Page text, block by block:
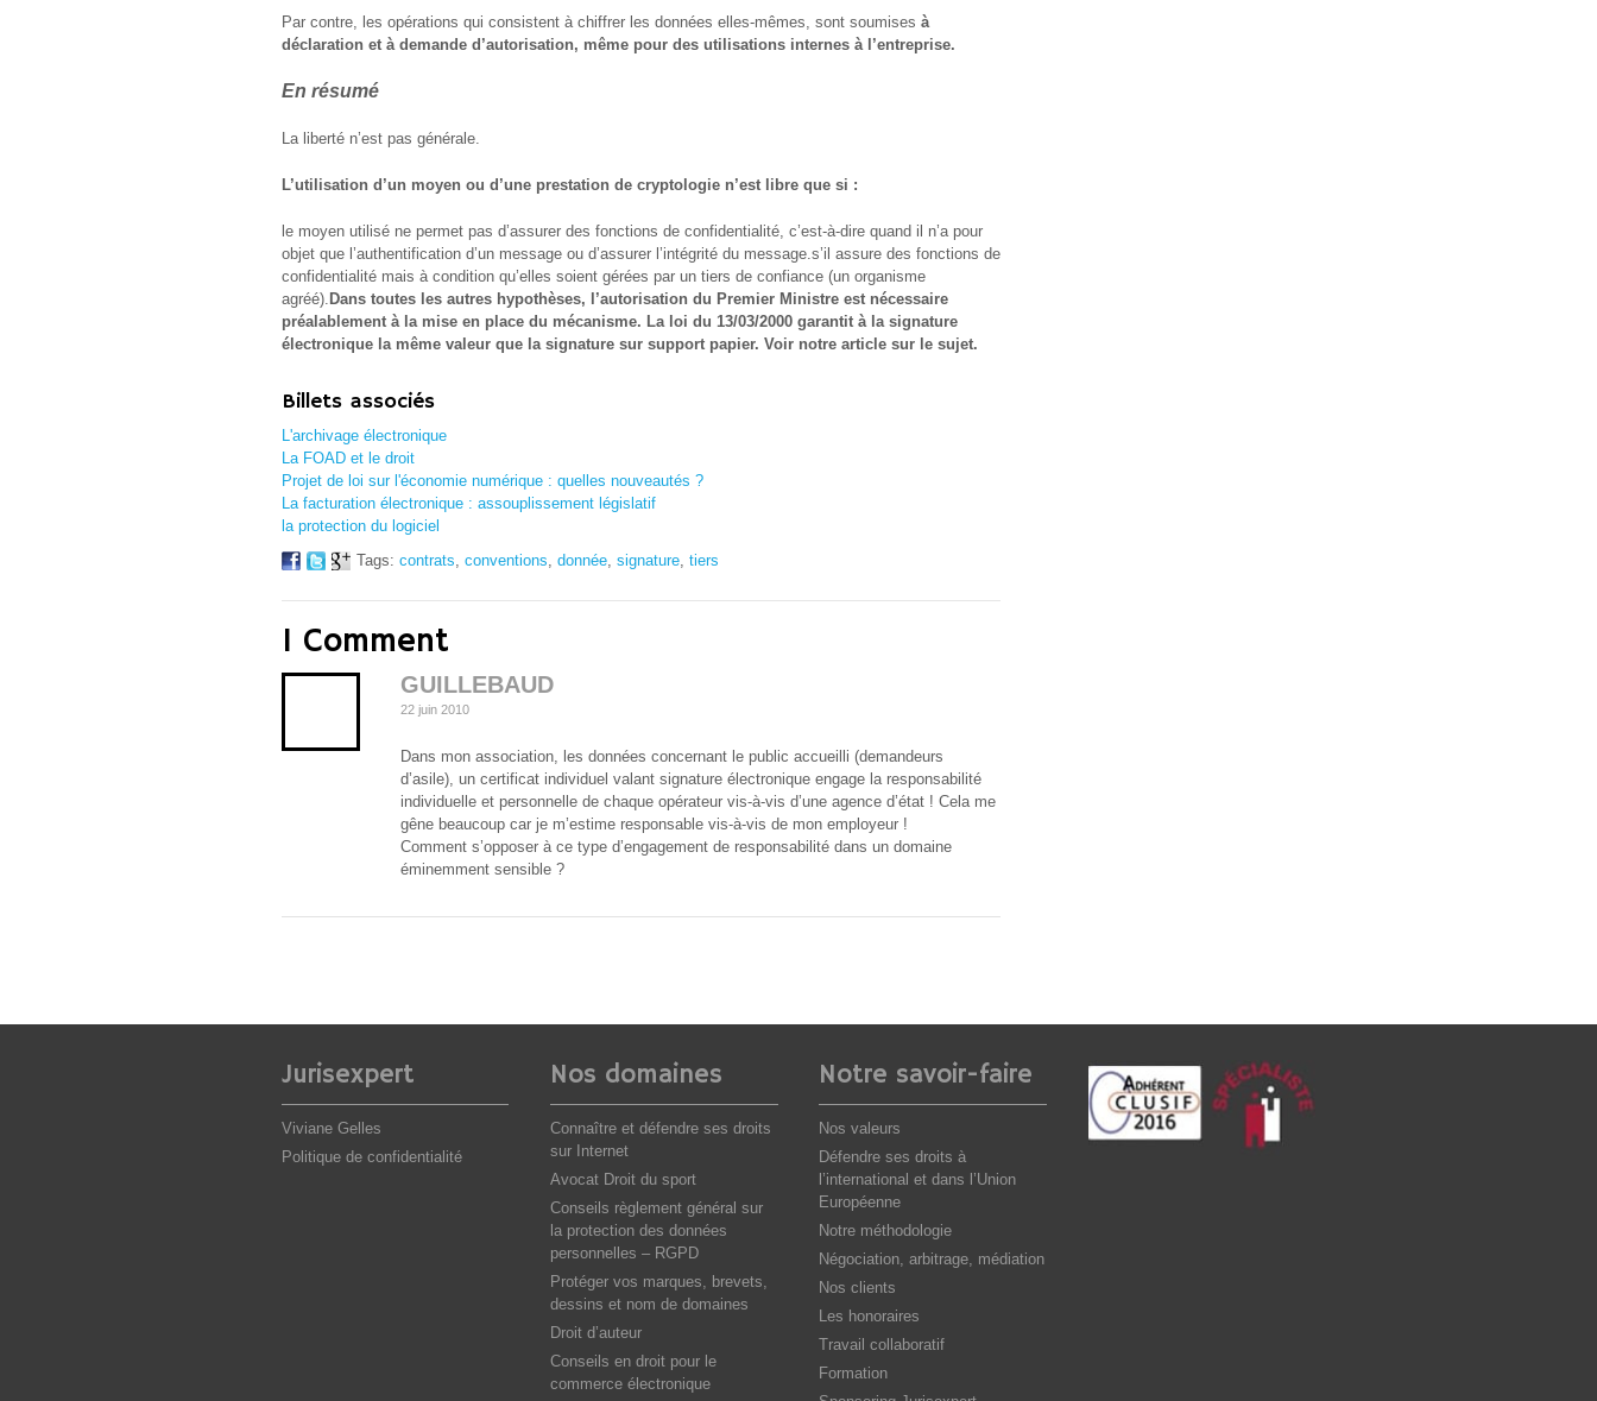
Par contre, les opérations qui consistent à chiffrer les données elles-mêmes, sont soumises à
déclaration et à demande d’autorisation, même pour des utilisations internes à l’entreprise.
En résumé
La liberté n’est pas générale.
L’utilisation d’un moyen ou d’une prestation de cryptologie n’est libre que si :
le moyen utilisé ne permet pas d’assurer des fonctions de confidentialité, c’est-à-dire quand il n’a pour
objet que l’authentification d’un message ou d’assurer l’intégrité du message.s’il assure des fonctions de
confidentialité mais à condition qu’elles soient gérées par un tiers de confiance (un organisme
agréé). Dans toutes les autres hypothèses, l’autorisation du Premier Ministre est nécessaire
préalablement à la mise en place du mécanisme. La loi du 13/03/2000 garantit à la signature
électronique la même valeur que la signature sur support papier. Voir notre article sur le sujet.
Billets associés
L'archivage électronique
La FOAD et le droit
Projet de loi sur l'économie numérique : quelles nouveautés ?
La facturation électronique : assouplissement législatif
la protection du logiciel
Tags: contrats, conventions, donnée, signature, tiers
1 Comment
GUILLEBAUD
22 juin 2010
Dans mon association, les données concernant le public accueilli (demandeurs
d’asile), un certificat individuel valant signature électronique engage la responsabilité
individuelle et personnelle de chaque opérateur vis-à-vis d’une agence d’état ! Cela me
gêne beaucoup car je m’estime responsable vis-à-vis de mon employeur !
Comment s’opposer à ce type d’engagement de responsabilité dans un domaine
éminemment sensible ?
Jurisexpert
Viviane Gelles
Politique de confidentialité
Nos domaines
Connaître et défendre ses droits
sur Internet
Avocat Droit du sport
Conseils règlement général sur
la protection des données
personnelles – RGPD
Protéger vos marques, brevets,
dessins et nom de domaines
Droit d’auteur
Conseils en droit pour le
commerce électronique
Notre savoir-faire
Nos valeurs
Défendre ses droits à
l’international et dans l’Union
Européenne
Notre méthodologie
Négociation, arbitrage, médiation
Nos clients
Les honoraires
Travail collaboratif
Formation